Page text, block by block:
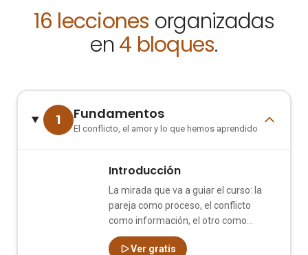
16 lecciones organizadas
en4 bloques.
1 Fundamentos
El conflicto, el amor y lo que hemos aprendido
Introducción
La mirada que va a guiar el curso: la
pareja como proceso, el conflicto
como información, el otro como
espejo.
Ver gratis